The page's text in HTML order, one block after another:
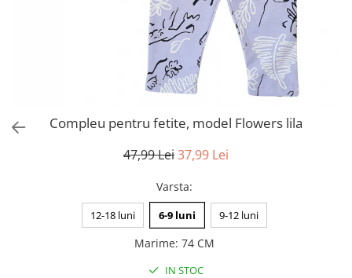
Compleu pentru fetite, model Flowers lila
47,99 Lei37,99 Lei
Varsta:
12-18 luni 6-9 luni 9-12 luni
Marime: 74 CM
IN STOC